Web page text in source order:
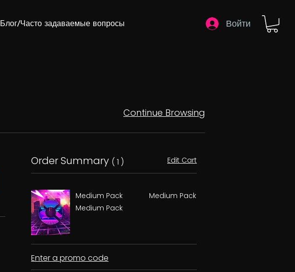
Блог/Часто задаваемые вопросы Войти
Continue Browsing
Order Summary ( 1 ) Edit Cart
Medium Pack
Medium Pack
Medium Pack
Enter a promo code